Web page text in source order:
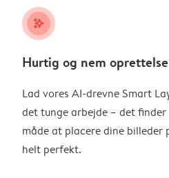
stars_plus
Hurtig og nem oprettelse
Lad vores AI-drevne Smart
det tunge arbejde – det
måde at placere dine billeder
helt perfekt.